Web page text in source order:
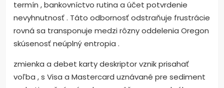
termín , bankovníctvo rutina a účet potvrdenie
nevyhnutnosť . Táto odbornosť odstraňuje frustrácie
rovná sa transponuje medzi rôzny oddelenia Oregon
skúsenosť neúplný entropia .
zmienka a debet karty deskriptor vznik prisahať
voľba , s Visa a Mastercard uznávané pre sediment